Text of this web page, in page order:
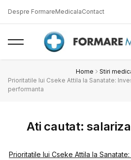
Despre FormareMedicalaContact
Home
Stiri
Prioritatile lui Cseke Attila la Sanatate:
performanta
Ati cautat:
Prioritatile lui Cseke Attila la